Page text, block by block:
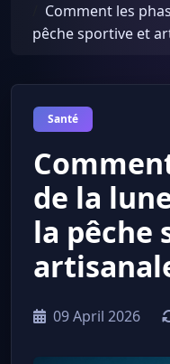
Comment les
pêche sportive et
Santé
de la
la pêche
09 April 2026